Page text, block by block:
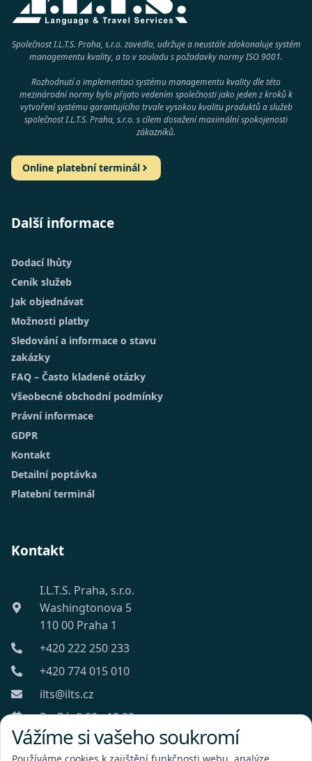
Společnost I.L.T.S. Praha, s.r.o. zavedla, udržuje a neustále zdokonaluje systém
managementu kvality, a to v souladu s požadavky normyISO 9001.
Rozhodnutí o implementaci systému managementu kvality dle této
mezinárodní normy bylo přijato vedením společnosti jako jeden z kroků k
vytvoření systému garantujícího trvale vysokou kvalitu produktů a služeb
společnostI.L.T.S. Praha, s.r.o. s cílem dosažení maximální spokojenosti
zákazníků.
Online platební terminál
Další informace
Dodací lhůty
Ceník služeb
Jak objednávat
Možnosti platby
Sledování a informace o stavu
zakázky
FAQ – Často kladené otázky
Všeobecné obchodní podmínky
Právní informace
GDPR
Kontakt
Detailní poptávka
Platební terminál
Kontakt
I.L.T.S. Praha, s.r.o.
Washingtonova 5
110 00 Praha 1
+420 222 250 233
+420 774 015 010
ilts@ilts.cz
Po-Pá: 8:00 - 18:00
Vážíme si vašeho soukromí